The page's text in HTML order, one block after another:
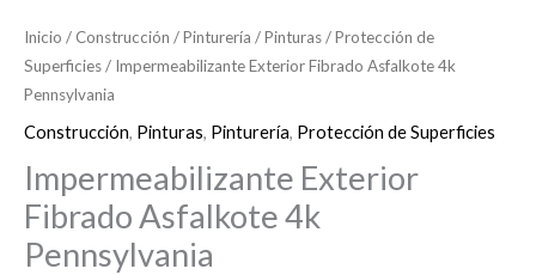
Inicio / Construcción /Pinturería /Pinturas/Protección de
Superficies/ Impermeabilizante Exterior Fibrado Asfalkote 4k
Pennsylvania
Construcción, Pinturas, Pinturería, Protección de Superficies
Impermeabilizante Exterior
Fibrado Asfalkote 4k
Pennsylvania